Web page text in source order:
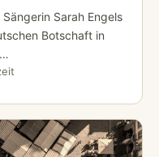
Sarah Engels
Botschaft in